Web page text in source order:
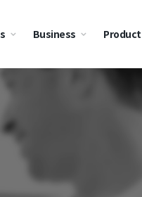
Business Product